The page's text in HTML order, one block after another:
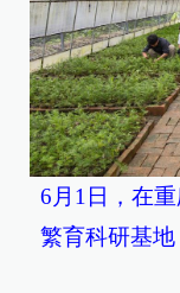
6月1日，在
繁育科研基